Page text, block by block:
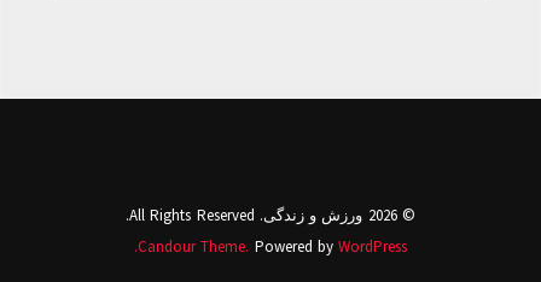
© 2026 ورزش و زندگی. All Rights Reserved.
Candour Theme. Powered byWordPress.